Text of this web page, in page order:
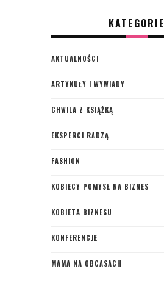
KATEGORIE
AKTUALNOŚCI
ARTYKUŁY I WYWIADY
CHWILA Z KSIĄŻKĄ
EKSPERCI RADZĄ
FASHION
KOBIECY POMYSŁ NA BIZNES
KOBIETA BIZNESU
KONFERENCJE
MAMA NA OBCASACH